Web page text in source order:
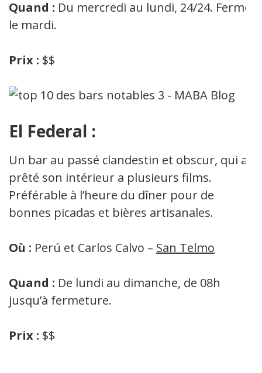
Quand : Du mercredi au lundi, 24/24. Fermé
le mardi.
Prix : $$
El Federal :
Un bar au passé clandestin et obscur, qui a
prêté son intérieur a plusieurs films.
Préférable à l’heure du dîner pour de
bonnes picadas et bières artisanales.
Où : Perú et Carlos Calvo – San Telmo
Quand : De lundi au dimanche, de 08h
jusqu’à fermeture.
Prix : $$